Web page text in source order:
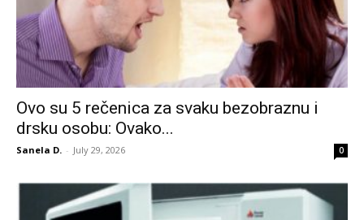
Ovo su 5 rečenica za svaku bezobraznu i
drsku osobu: Ovako...
Sanela D. - July 29, 2026 0